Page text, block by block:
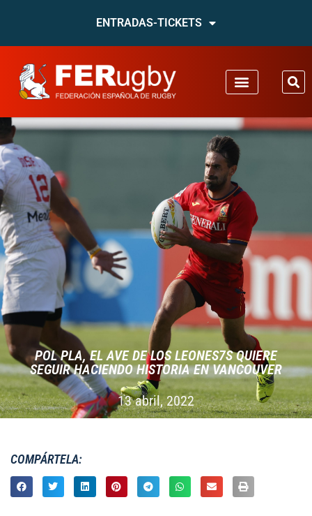
ENTRADAS-TICKETS
POL PLA, EL AVE DE LOS LEONES7S QUIERE
SEGUIR HACIENDO HISTORIA EN VANCOUVER
13 abril, 2022
COMPÁRTELA: